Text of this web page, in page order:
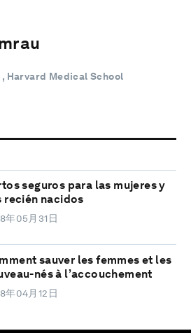
Harvard Medical School
seguros para las mujeres y
recién nacidos
年05月31日
sauver les femmes et les
nés à l’accouchement
年04月12日